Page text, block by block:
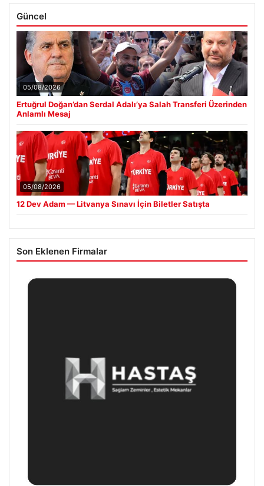
Güncel
05/08/2026
Ertuğrul Doğan’dan Serdal Adalı’ya Salah Transferi Üzerinden
Anlamlı Mesaj
05/08/2026
12 Dev Adam — Litvanya Sınavı İçin Biletler Satışta
Son Eklenen Firmalar